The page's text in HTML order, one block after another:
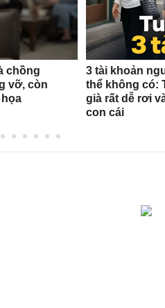
chồng
vỡ, còn
3 tài khoản
thể không có:
già rất dễ rơi
con cái